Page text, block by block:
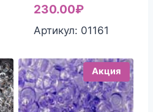
230.00₽
Артикул: 01161
Акция